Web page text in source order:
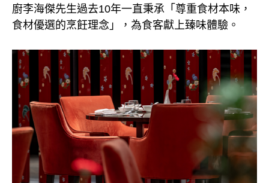
廚李海傑先生過去10年一直秉承「尊重食材本味，
食材優選的烹飪理念」，為食客獻上臻味體驗。